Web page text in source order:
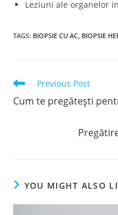
Leziuni ale organelor
TAGS: BIOPSIE CU AC, BIOPSIE
Read
articles
Previous Post
Cum te pregătești
YOU MIGHT ALSO